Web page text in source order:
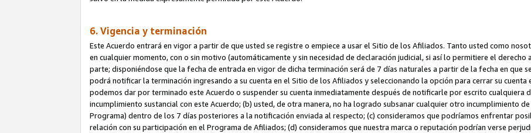
6. Vigencia y terminación
Este Acuerdo entrará en vigor a partir de que usted se registre o empiece a usar el Sitio de los Afiliados. Tanto usted como
en cualquier momento, con o sin motivo (automáticamente y sin necesidad de declaración judicial, si así lo permitiere el
parte; disponiéndose que la fecha de entrada en vigor de dicha terminación será de 7 días naturales a partir de la fecha en que
podrá notificar la terminación ingresando a su cuenta en el Sitio de los Afiliados y seleccionando la opción para cerrar su cuenta
podemos dar por terminado este Acuerdo o suspender su cuenta inmediatamente después de notificarle por escrito cualquiera
incumplimiento sustancial con este Acuerdo; (b) usted, de otra manera, no ha logrado subsanar cualquier otro incumplimiento
Programa) dentro de los 7 días posteriores a la notificación enviada al respecto; (c) consideramos que podríamos enfrentar
relación con su participación en el Programa de Afiliados; (d) consideramos que nuestra marca o reputación podrían verse